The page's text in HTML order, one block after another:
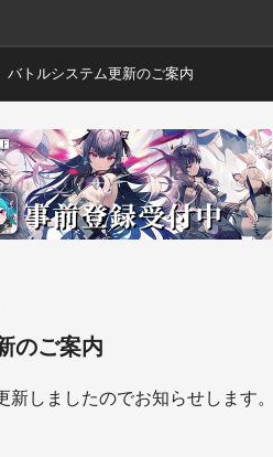
バトルシステム更新のご案内
のご案内
しましたのでお知らせします。